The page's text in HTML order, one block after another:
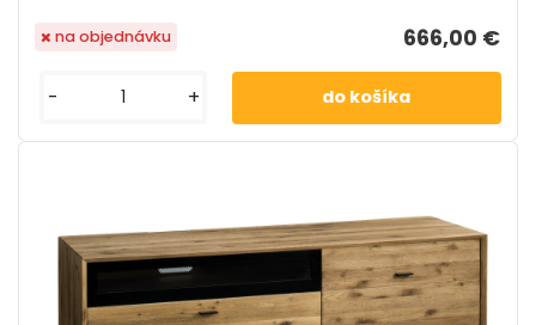
666,00 €
na objednávku
- +